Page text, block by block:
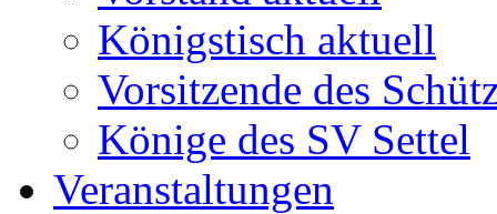
Königstisch aktuell
Vorsitzende des
Könige des SV Settel
Veranstaltungen